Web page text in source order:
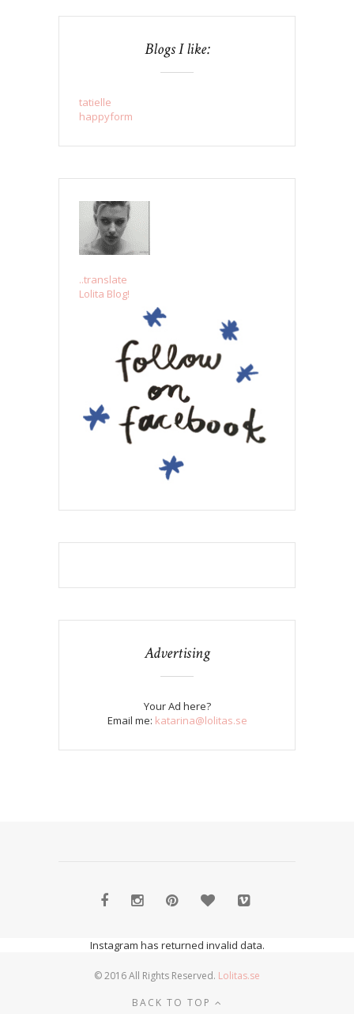
Blogs I like:
tatielle
happyform
..translate
Lolita Blog!
Advertising
Your Ad here?
Email me: katarina@lolitas.se
Instagram has returned invalid data.
© 2016 All Rights Reserved. Lolitas.se
BACK TO TOP